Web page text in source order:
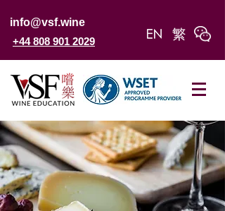
+44 808 901 2029
info@vsf.wine